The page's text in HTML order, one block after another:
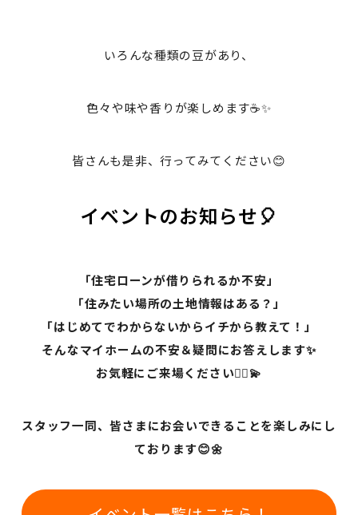
いろんな種類の豆があり、
色々や味や香りが楽しめます☕✨
皆さんも是非、行ってみてください😊
イベントのお知らせ🎈
「住宅ローンが借りられるか不安」
「住みたい場所の土地情報はある？」
「はじめてでわからないからイチから教えて！」
そんなマイホームの不安＆疑問にお答えします✨
お気軽にご来場ください🙇‍♀️💫
スタッフ一同、皆さまにお会いできることを楽しみにし
ております😊🌼